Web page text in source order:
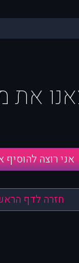
אני רוצה להוסיף
חזרה לדף